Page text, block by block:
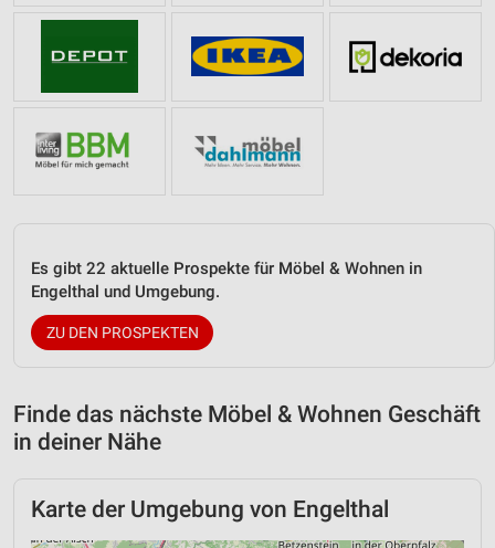
Es gibt 22 aktuelle Prospekte für Möbel & Wohnen in
Engelthal und Umgebung.
ZU DEN PROSPEKTEN
Finde das nächste Möbel & Wohnen Geschäft
in deiner Nähe
Karte der Umgebung von Engelthal